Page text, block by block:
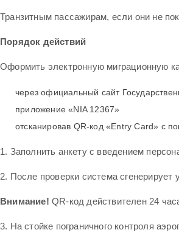
Транзитным пассажирам, если они не
Порядок действий
Оформить электронную миграционную
черезофициальный сайт
приложение «NIA 12367»
отсканировав QR-код «Entry Card» с
1. Заполнить анкету с введением
2. После проверки система
Внимание! QR-код действителен 24
3. На стойке пограничного контроля